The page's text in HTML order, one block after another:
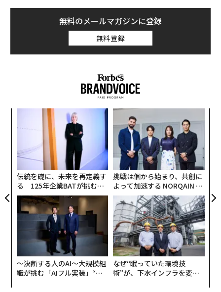
プレスリリース
最新号の購入はこちらから
メンバーシップに登録する
関連記事
世界一の公開天文台王国、日本。宇宙物理学者が思う「竹取物語」とのか
大きく軌道が傾いた彗星が地球の「現実的脅威」となりうる理由
かつて優勢だったロシア宇宙開発、宇宙ステーションからの冷却剤漏れで
再び後退
大型宇宙ごみが危うく正面衝突 懸念される衝突の連鎖「ケスラーシンド
か。いや、そうではなく、その可能性にすぎない。今回
の研究は基本的に、さらなる調査を行うべき恒星かどう
かを、公開されている観測データを用いて判断するチェ
ックリストであり、宇宙で生命の兆候を探索する優れた
方法を見つけるための初期段階の試みだ。
ダイソン球とは何か
ダイソン球は、1960年に物理学者のフリーマン・ダイソ
ンが提唱したアイデアで、高度に発展した文明の発電施
設がどのようなものになる可能性があるかに関する推測
に基づいている。基本的に恒星を取り囲む形で覆う構造
物で、恒星のエネルギーの全部もしくは大半を取り込む
ことを目的としている。
テクノシグネチャー（技術文明の存在指標）と呼ばれる
この種の構造物の探索は、主に星の光を分析して変則性
を検出することにより、遠方にある地球外文明を特定す
る効果的な方法である可能性があると考えられている。
この探索は、ダイソン球を持つ恒星が光度から示唆され
るよりも多くの赤外線を熱として放出するとの想定に基
づいている。
「ヘパイストス計画」
無料のメールマガジンに登録
無料登録
伝統を礎に、未来を再定義す
る 125年企業BATが挑むス
モークレスな未来
挑戦は個から始まり、共創に
よって加速する NORQAIN JA
PAN 特別座談会
〜決断する人のAI〜大規模組
織が挑む「AIフル実装」“使
なぜ“眠っていた環境技
術”が、下水インフラを変え